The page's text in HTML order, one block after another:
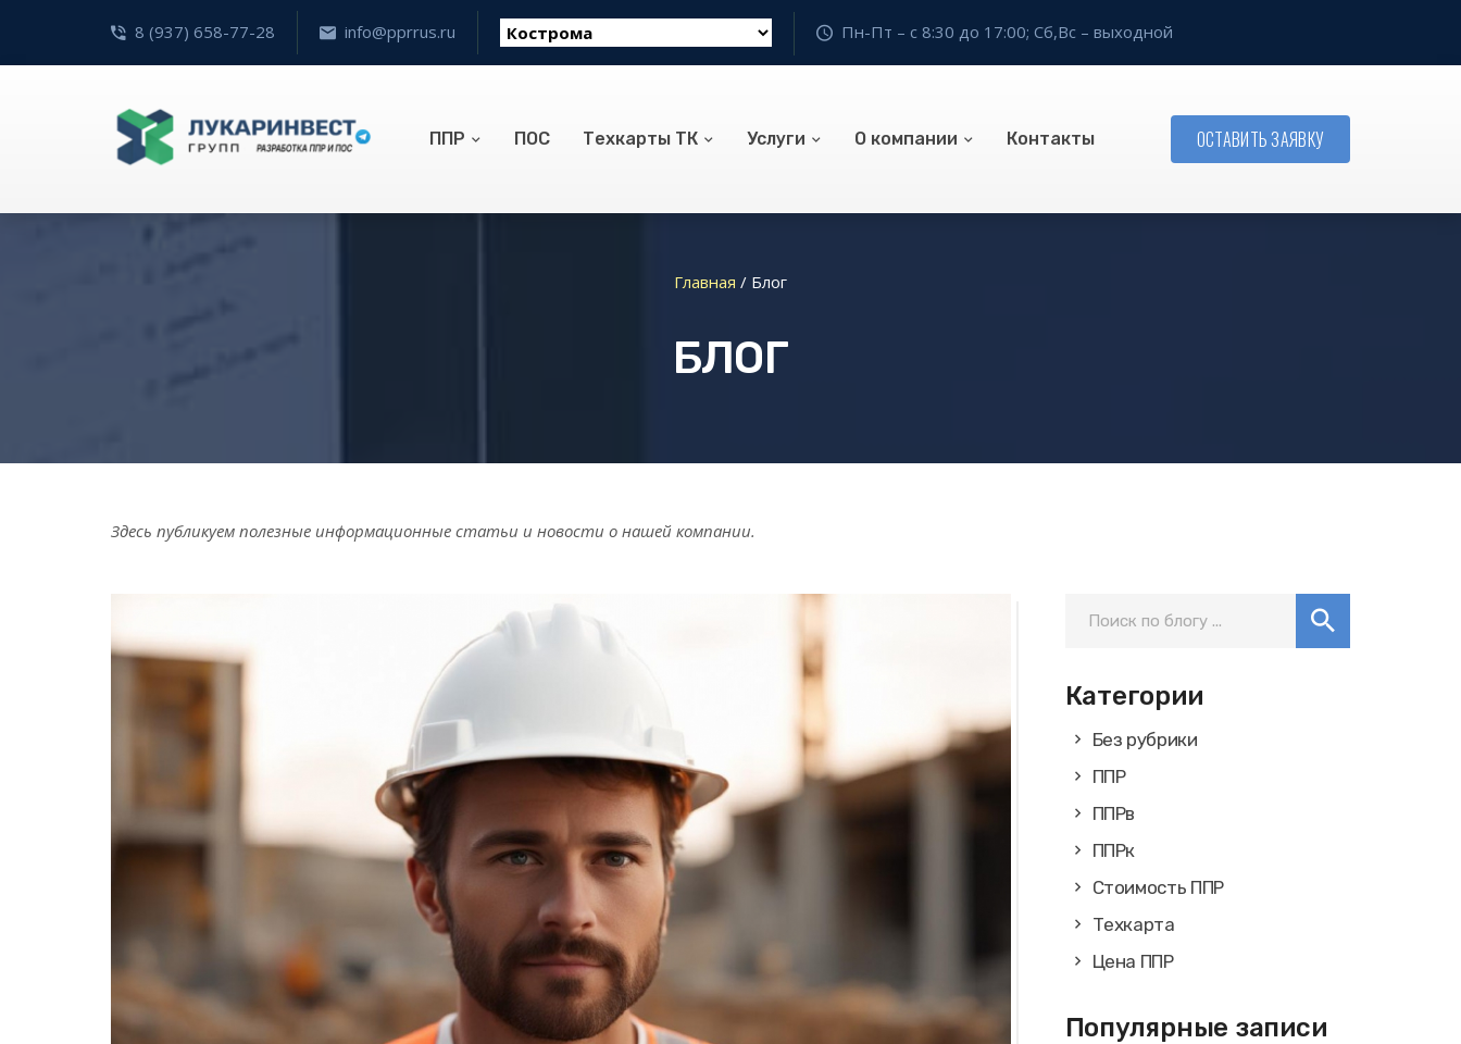
8 (937) 658-77-28 info@pprrus.ru Пн-Пт – с 8:30 до 17:00; Сб,Вс – выходной
ППР ПОС Техкарты ТК Услуги О компании Контакты ОСТАВИТЬ ЗАЯВКУ
Главная / Блог
БЛОГ
Здесь публикуем полезные информационные статьи и новости о нашей компании.
Категории
Без рубрики
ППР
ППРв
ППРк
Стоимость ППР
Техкарта
Цена ППР
Популярные записи